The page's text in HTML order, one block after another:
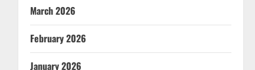
March 2026
February 2026
January 2026